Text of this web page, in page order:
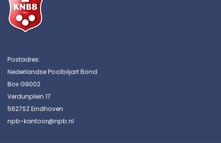
Postadres:
Nederlandse Poolbiljart Bond
Box G9002
Verdunplein 17
5627SZ Eindhoven
npb-kantoor@npb.nl